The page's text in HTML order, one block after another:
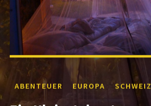
ABENTEUER EUROPA SCHWEIZ